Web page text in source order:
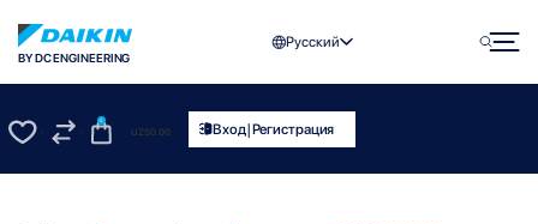
BY DC ENGINEERING
Русский
0
UZS0.00 Вход|Регистрация